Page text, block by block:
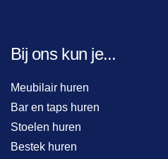
Bij ons kun je...
Meubilair huren
Bar en taps huren
Stoelen huren
Bestek huren